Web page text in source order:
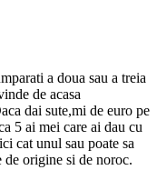
a doua sau a treia
de acasa
dai sute,mi de euro pe
5 ai mei care ai dau cu
cat unul sau poate sa
origine si de noroc.